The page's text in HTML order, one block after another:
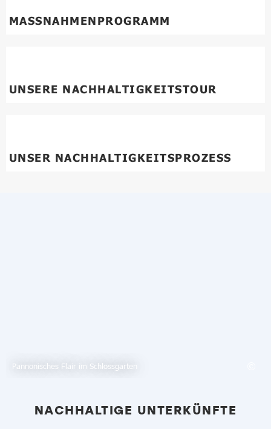
MASSNAHMENPROGRAMM
UNSERE NACHHALTIGKEITSTOUR
UNSER NACHHALTIGKEITSPROZESS
Pannonisches Flair im Schlossgarten
NACHHALTIGE UNTERKÜNFTE